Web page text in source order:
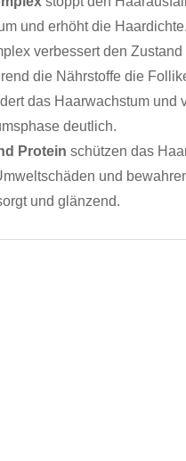
und erhöht die
verbessert den Zustand
die Nährstoffe die
das Haarwachstum und
deutlich.
Protein schützen das
und
und glänzend.